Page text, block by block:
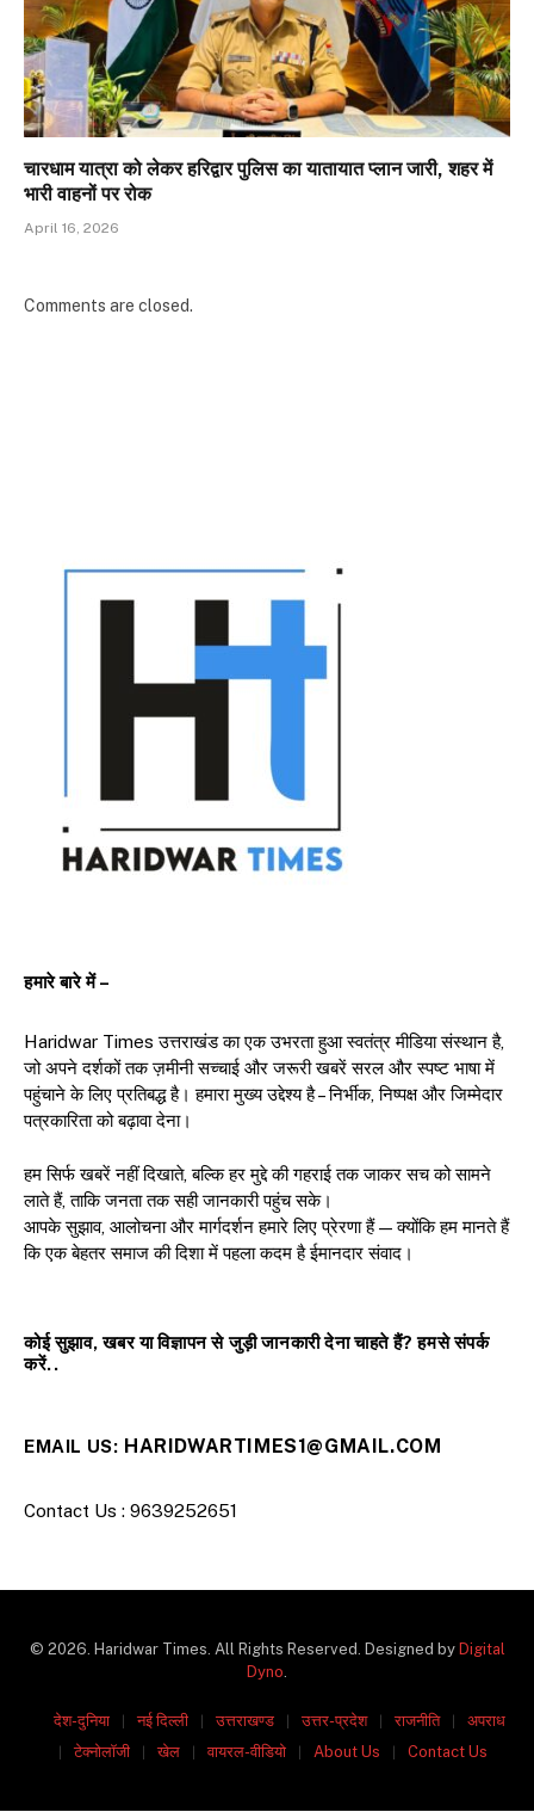
चारधाम यात्रा को लेकर हरिद्वार पुलिस का यातायात प्लान जारी, शहर में
भारी वाहनों पर रोक
April 16, 2026
Comments are closed.
हमारे बारे में –
Haridwar Times उत्तराखंड का एक उभरता हुआ स्वतंत्र मीडिया संस्थान है,
जो अपने दर्शकों तक ज़मीनी सच्चाई और जरूरी खबरें सरल और स्पष्ट भाषा में
पहुंचाने के लिए प्रतिबद्ध है। हमारा मुख्य उद्देश्य है – निर्भीक, निष्पक्ष और जिम्मेदार
पत्रकारिता को बढ़ावा देना।
हम सिर्फ खबरें नहीं दिखाते, बल्कि हर मुद्दे की गहराई तक जाकर सच को सामने
लाते हैं, ताकि जनता तक सही जानकारी पहुंच सके।
आपके सुझाव, आलोचना और मार्गदर्शन हमारे लिए प्रेरणा हैं — क्योंकि हम मानते हैं
कि एक बेहतर समाज की दिशा में पहला कदम है ईमानदार संवाद।
कोई सुझाव, खबर या विज्ञापन से जुड़ी जानकारी देना चाहते हैं? हमसे संपर्क
करें..
EMAIL US: HARIDWARTIMES1@GMAIL.COM
Contact Us : 9639252651
© 2026. Haridwar Times. All Rights Reserved. Designed by Digital
Dyno.
देश-दुनिया नई दिल्ली उत्तराखण्ड उत्तर-प्रदेश राजनीति
अपराध
टेक्नोलॉजी
खेल वायरल-वीडियो About Us Contact Us